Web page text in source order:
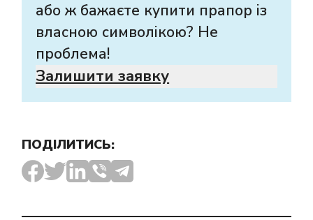
або ж бажаєте купити прапор із
власною символікою? Не
проблема!
Залишити заявку
ПОДІЛИТИСЬ: